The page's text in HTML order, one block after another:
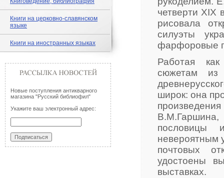
Книги на церковно-славянском
языке
Книги на иностранных языках
Новые поступления антикварного
магазина "Русский библиофил"
Укажите ваш электронный адрес:
четверти XIX
рисовала
силуэты
фарфоровые
Работая
сюжетам
широк: она
В.М.Гаршина,
пословицы
невероятным
почтовых
удостоены
выставках.